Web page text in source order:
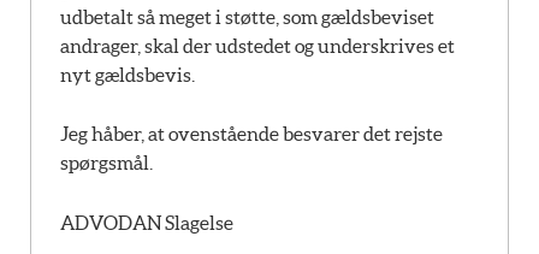
udbetalt så meget i støtte, som gældsbeviset
andrager, skal der udstedet og underskrives et
nyt gældsbevis.
Jeg håber, at ovenstående besvarer det rejste
spørgsmål.
ADVODAN Slagelse